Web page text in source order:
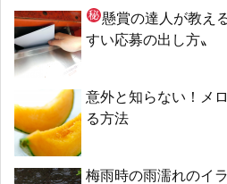
懸賞の達人が教え
すい応募の出し方〟
意外と知らない！メ
る方法
梅雨時の雨濡れのイ